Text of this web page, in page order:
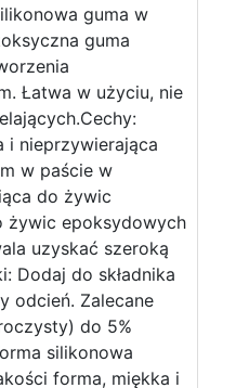
guma w
guma
Łatwa w użyciu, nie
i nieprzywierająca
w paście w
do żywic
żywic epoksydowych
uzyskać szeroką
Dodaj do składnika
odcień. Zalecane
do 5%
silikonowa
forma, miękka i